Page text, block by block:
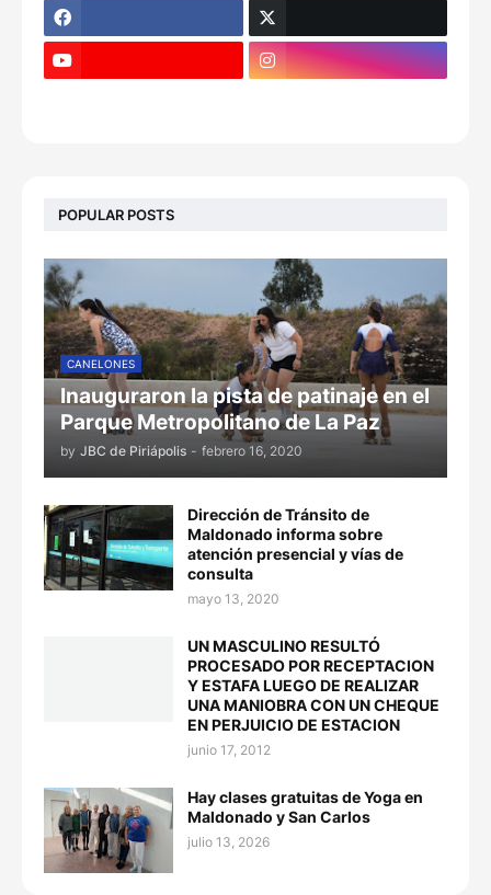
POPULAR POSTS
CANELONES
Inauguraron la pista de patinaje en el
Parque Metropolitano de La Paz
by JBC de Piriápolis - febrero 16, 2020
Dirección de Tránsito de
Maldonado informa sobre
atención presencial y vías de
consulta
mayo 13, 2020
UN MASCULINO RESULTÓ
PROCESADO POR RECEPTACION
Y ESTAFA LUEGO DE REALIZAR
UNA MANIOBRA CON UN CHEQUE
EN PERJUICIO DE ESTACION
junio 17, 2012
Hay clases gratuitas de Yoga en
Maldonado y San Carlos
julio 13, 2026